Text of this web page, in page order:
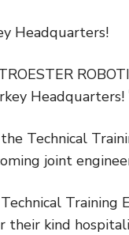
Headquarters!
Technical
joint
Training
their kind